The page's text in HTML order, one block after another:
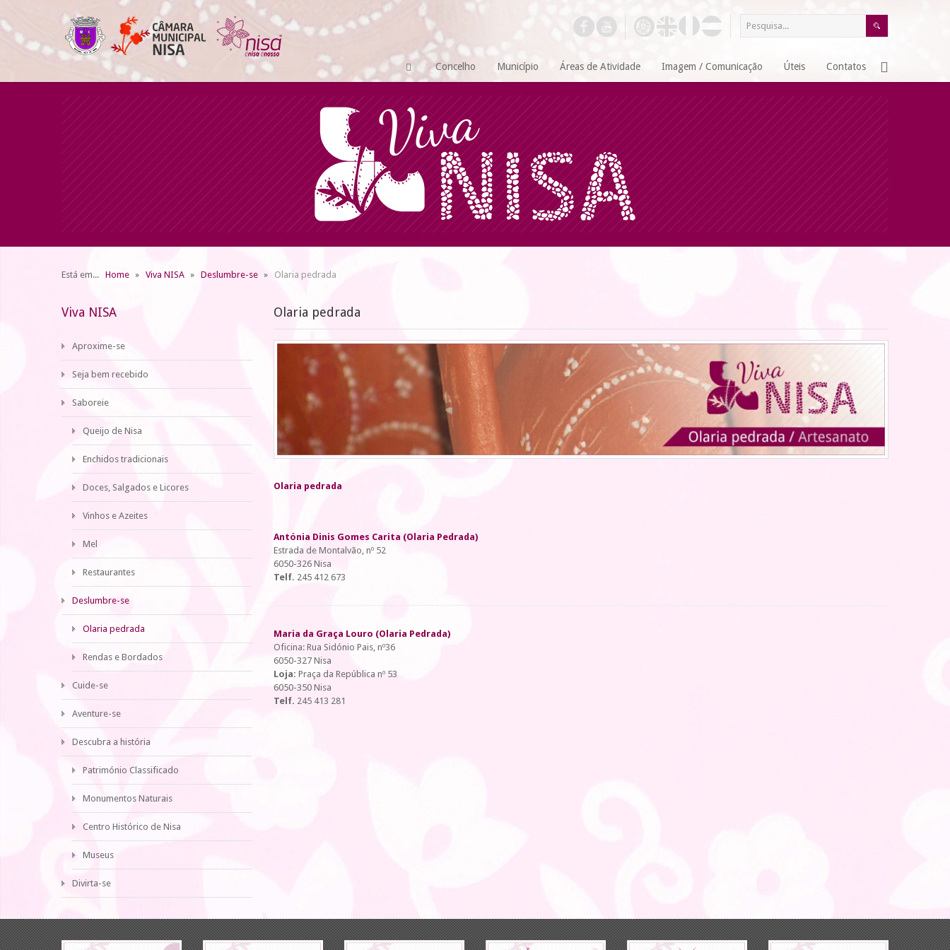
Concelho Município Áreas de Atividade Imagem / Comunicação Úteis Contatos
Está em... Home Viva NISA Deslumbre-se Olaria pedrada
Olaria pedrada
Olaria pedrada
Antónia Dinis Gomes Carita (Olaria Pedrada)
Estrada de Montalvão, nº 52
6050-326 Nisa
Telf. 245 412 673
Maria da Graça Louro (Olaria Pedrada)
Oficina: Rua Sidónio Pais, nº36
6050-327 Nisa
Loja: Praça da República nº 53
6050-350 Nisa
Telf. 245 413 281
Viva NISA
Aproxime-se
Seja bem recebido
Saboreie
Queijo de Nisa
Enchidos tradicionais
Doces, Salgados e Licores
Vinhos e Azeites
Mel
Restaurantes
Deslumbre-se
Olaria pedrada
Rendas e Bordados
Cuide-se
Aventure-se
Descubra a história
Património Classificado
Monumentos Naturais
Centro Histórico de Nisa
Museus
Divirta-se